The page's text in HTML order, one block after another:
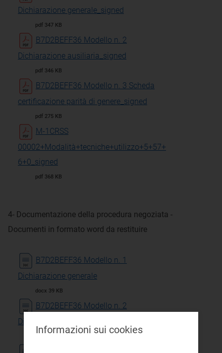
Dichiarazione generale_signed
pdf 347 KB
B7D2BEFF36 Modello n. 2
Dichiarazione ausiliaria_signed
pdf 346 KB
B7D2BEFF36 Modello n. 3 Scheda
certificazione parità di genere_signed
pdf 275 KB
M-1CRSS
00002+Modalità+tecniche+utilizzo+5+57+
6+0_signed
pdf 368 KB
4- Documentazione della procedura negoziata -
Documenti in formato word da restituire
B7D2BEFF36 Modello n. 1
Dichiarazione generale
docx 39 KB
B7D2BEFF36 Modello n. 2
Dichiarazione ausiliaria
Informazioni sui cookies